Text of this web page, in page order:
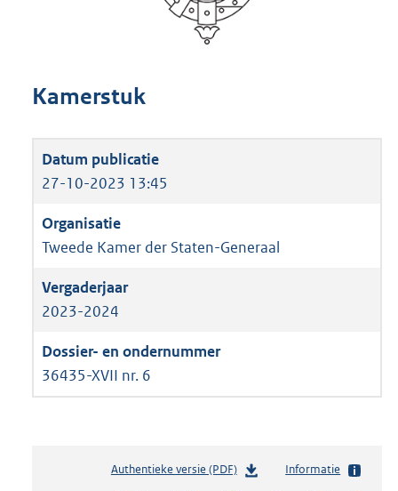
Kamerstuk
27-10-2023 13:45
Tweede Kamer der Staten-Generaal
2023-2024
36435-XVII nr. 6
Authentieke versie (PDF)b
Informatie